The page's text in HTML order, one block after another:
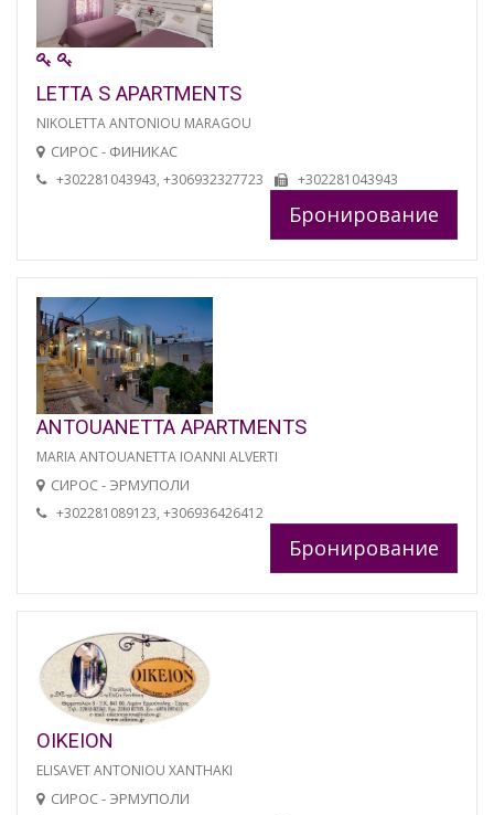
LETTA S APARTMENTS
NIKOLETTA ANTONIOU MARAGOU
СИРОС - ФИНИКАС
+302281043943, +306932327723 +302281043943
Бронирование
ANTOUANETTA APARTMENTS
MARIA ANTOUANETTA IOANNI ALVERTI
СИРОС - ЭРМУПОЛИ
+302281089123, +306936426412
Бронирование
OIKEION
ELISAVET ANTONIOU XANTHAKI
СИРОС - ЭРМУПОЛИ